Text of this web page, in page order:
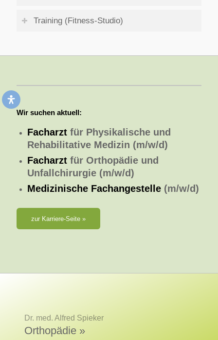
Training (Fitness-Studio)
Wir suchen aktuell:
Facharzt für Physikalische und
Rehabilitative Medizin (m/w/d)
Facharzt für Orthopädie und
Unfallchirurgie (m/w/d)
Medizinische Fachangestelle (m/w/d)
zur Karriere-Seite »
Dr. med. Alfred Spieker
Orthopädie »